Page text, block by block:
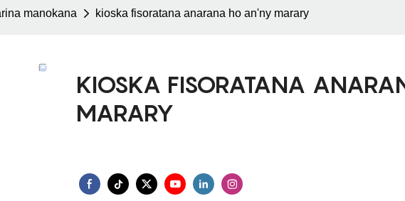
manokana kioska fisoratana anarana ho an'ny marary
KIOSKA FISORATANA
MARARY